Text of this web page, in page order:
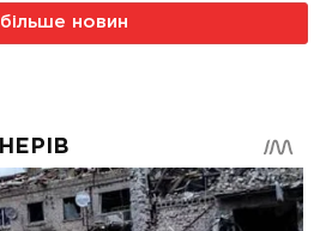
більше новин